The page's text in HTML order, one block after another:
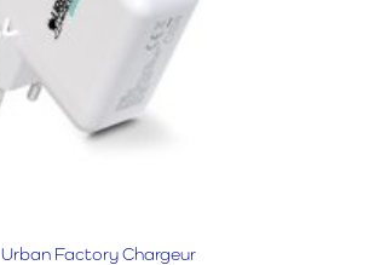
Urban Factory Chargeur